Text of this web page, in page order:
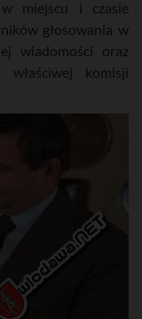
w miejscu i czasie
głosowania w
wiadomości oraz
właściwej komisji